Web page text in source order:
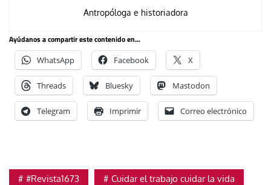
Antropóloga e historiadora
Ayúdanos a compartir este contenido en...
WhatsApp Facebook X
Threads Bluesky Mastodon
Telegram Imprimir Correo electrónico
#Revista1673 Cuidar el trabajo cuidar la vida